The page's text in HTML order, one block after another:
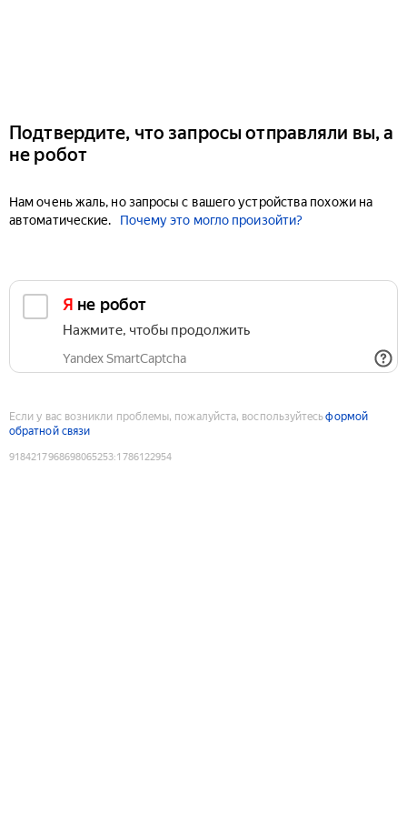
Подтвердите, что запросы отправляли вы, а
не робот
Нам очень жаль, но запросы с вашего устройства похожи на
автоматические.
Почему это могло произойти?
Я не робот
Нажмите, чтобы продолжить
Yandex SmartCaptcha
Если у вас возникли проблемы, пожалуйста, воспользуйтесьформой
обратной связи
9184217968698065253:1786122954